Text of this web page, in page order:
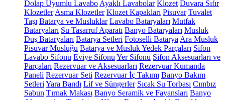
Dolap Uyumlu Lavabo Ayaklı Lavabolar Klozet Duvara Sıfır
Klozetler Asma Klozetler Klozet Kapakları Pisuvar Tuvalet
Taşı Batarya ve Musluklar Lavabo Bataryaları Mutfak
Bataryaları Su Tasarruf Aparatı Banyo Bataryaları Musluk
Duş Bataryaları Batarya Setleri Fotoselli Batarya Ara Musluk
Pisuvar Musluğu Batarya ve Musluk Yedek Parçaları Sifon
Lavabo Sifonu Eviye Sifonu Yer Sifonu Sifon Aksesuarları ve
Parçaları Rezervuar ve Aksesuarları Rezervuar Kumanda
Paneli Rezervuar Seti Rezervuar İç Takımı Banyo Bakım
Setleri Yara Bandı Lif ve Süngerler Sıcak Su Torbası Cımbız
Sabun Tırnak Makası Banyo Seramik ve Fayansları Banyo